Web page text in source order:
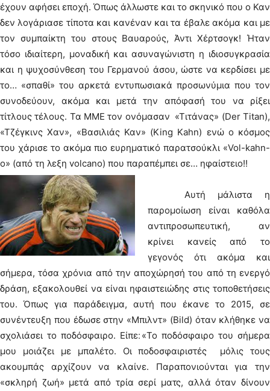
έχουν αφήσει εποχή. Όπως άλλωστε και το σκηνικό που ο Καν
δεν λογάριασε τίποτα και κανέναν και τα έβαλε ακόμα και με
τον συμπαίκτη του στους Βαυαρούς, Άντι Χέρτσογκ! Ήταν
τόσο ιδιαίτερη, μοναδική και ασυναγώνιστη η ιδιοσυγκρασία
και η ψυχοσύνθεση του Γερμανού άσου, ώστε να κερδίσει με
το… «σπαθί» του αρκετά εντυπωσιακά προσωνύμια που τον
συνοδεύουν, ακόμα και μετά την απόφασή του να ρίξει
τίτλους τέλους. Τα ΜΜΕ τον ονόμασαν «Τιτάνας» (Der Titan),
«Τζέγκινς Χαν», «Βασιλιάς Καν» (King Kahn) ενώ ο κόσμος
του χάρισε το ακόμα πιο ευρηματικό παρατσούκλι «Vol-kahn-
o» (από τη λεξη volcano) που παραπέμπει σε… ηφαίστειο!!
Αυτή μάλιστα η
παρομοίωση είναι καθόλα
αντιπροσωπευτική, αν
κρίνει κανείς από το
γεγονός ότι ακόμα και
σήμερα, τόσα χρόνια από την αποχώρησή του από τη ενεργό
δράση, εξακολουθεί να είναι ηφαιστειώδης στις τοποθετήσεις
του. Όπως για παράδειγμα, αυτή που έκανε το 2015, σε
συνέντευξη που έδωσε στην «Μπιλντ» (Bild) όταν κλήθηκε να
σχολιάσει το ποδόσφαιρο. Είπε׃ «Το ποδόσφαιρο του σήμερα
μου μοιάζει με μπαλέτο. Οι ποδοσφαιριστές μόλις τους
ακουμπάς αρχίζουν να κλαίνε. Παραπονιούνται για την
«σκληρή ζωή» μετά από τρία σερί ματς, αλλά όταν δίνουν